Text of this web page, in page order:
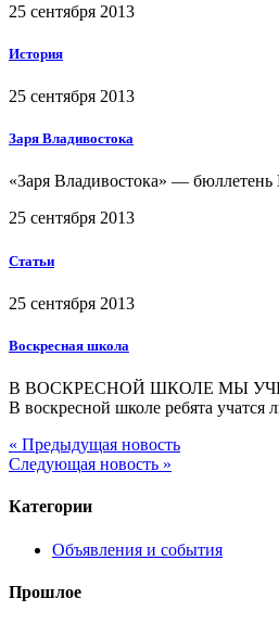
25 сентября 2013
История
25 сентября 2013
Заря Владивостока
«Заря Владивостока» —
25 сентября 2013
Статьи
25 сентября 2013
Воскресная школа
В ВОСКРЕСНОЙ ШКОЛЕ МЫ
В воскресной школе ребята учатся
« Предыдущая новость
Следующая новость »
Категории
Объявления и события
Прошлое